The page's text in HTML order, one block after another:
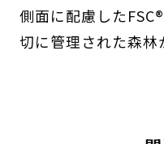
側面に配慮した
切に管理された森林